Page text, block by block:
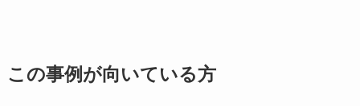
この事例が向いている方